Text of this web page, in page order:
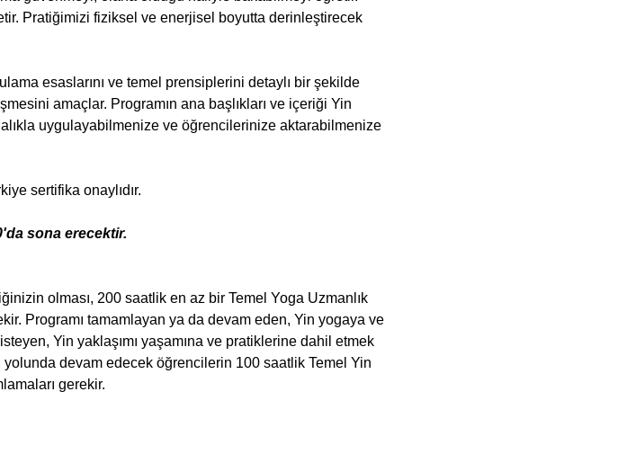
Pratiğimizi fiziksel ve enerjisel boyutta derinleştirecek
esaslarını ve temel prensiplerini detaylı bir şekilde
amaçlar. Programın ana başlıkları ve içeriği Yin
uygulayabilmenize ve öğrencilerinize aktarabilmenize
sertifika onaylıdır.
sona erecektir.
olması, 200 saatlik en az bir Temel Yoga Uzmanlık
Programı tamamlayan ya da devam eden, Yin yogaya ve
Yin yaklaşımı yaşamına ve pratiklerine dahil etmek
yolunda devam edecek öğrencilerin 100 saatlik Temel Yin
gerekir.